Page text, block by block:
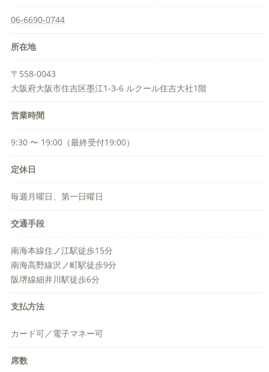
06-6690-0744
所在地
〒558-0043
大阪府大阪市住吉区墨江1-3-6 ルクール住吉大社1階
営業時間
9:30 〜 19:00（最終受付19:00）
定休日
毎週月曜日、第一日曜日
交通手段
南海本線住ノ江駅徒歩15分
南海高野線沢ノ町駅徒歩9分
阪堺線細井川駅徒歩6分
支払方法
カード可／電子マネー可
席数